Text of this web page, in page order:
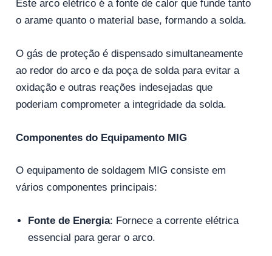
Este arco elétrico é a fonte de calor que funde tanto
o arame quanto o material base, formando a solda.
O gás de proteção é dispensado simultaneamente
ao redor do arco e da poça de solda para evitar a
oxidação e outras reações indesejadas que
poderiam comprometer a integridade da solda.
Componentes do Equipamento MIG
O equipamento de soldagem MIG consiste em
vários componentes principais:
Fonte de Energia: Fornece a corrente elétrica
essencial para gerar o arco.